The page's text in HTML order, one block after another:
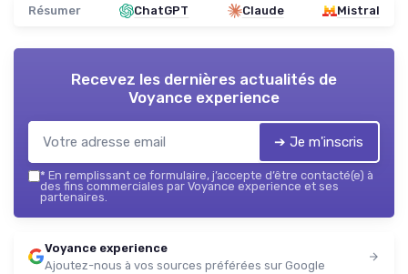
Résumer ChatGPT Claude Mistral
Recevez les dernières actualités de
Voyance experience
➔ Je m'inscris
* En remplissant ce formulaire, j’accepte d’être contacté(e) à
des fins commerciales par Voyance experience et ses
partenaires.
Voyance experience
Ajoutez-nous à vos sources préférées sur Google